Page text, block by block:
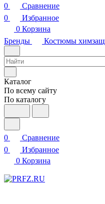
0
Сравнение
0
Избранное
0 Корзина
Бренды
Костюмы
Каталог
По всему сайту
По каталогу
0
Сравнение
0
Избранное
0 Корзина